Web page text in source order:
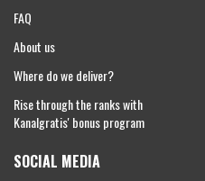
FAQ
About us
Where do we deliver?
Rise through the ranks with
Kanalgratis' bonus program
SOCIAL MEDIA